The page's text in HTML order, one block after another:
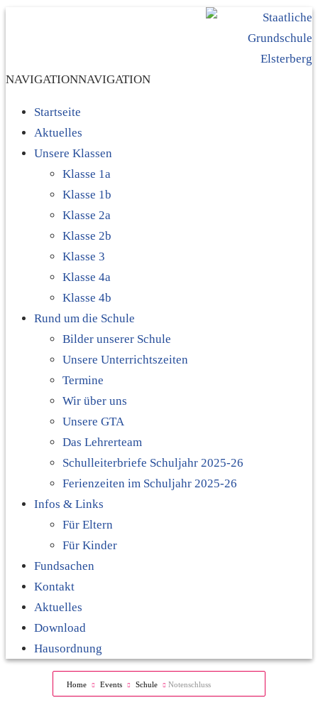
NAVIGATIONNAVIGATION
Startseite
Aktuelles
Unsere Klassen
Klasse 1a
Klasse 1b
Klasse 2a
Klasse 2b
Klasse 3
Klasse 4a
Klasse 4b
Rund um die Schule
Bilder unserer Schule
Unsere Unterrichtszeiten
Termine
Wir über uns
Unsere GTA
Das Lehrerteam
Schulleiterbriefe Schuljahr 2025-26
Ferienzeiten im Schuljahr 2025-26
Infos & Links
Für Eltern
Für Kinder
Fundsachen
Kontakt
Aktuelles
Download
Hausordnung
Home Events Schule Notenschluss